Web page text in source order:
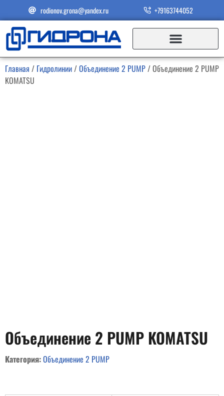
rodionov.grona@yandex.ru +79163744052
Главная / Гидролинии/Объединение 2 PUMP/ Объединение 2 PUMP
KOMATSU
Объединение 2 PUMP KOMATSU
Категория:Объединение 2 PUMP